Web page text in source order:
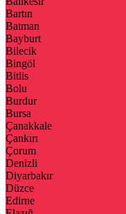
Bartın
Batman
Bayburt
Bilecik
Bingöl
Bitlis
Bolu
Burdur
Bursa
Çanakkale
Çankırı
Çorum
Denizli
Diyarbakır
Düzce
Edirne